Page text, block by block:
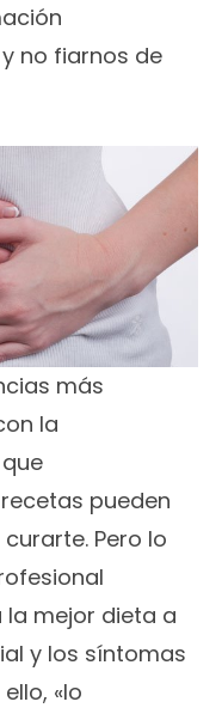
no fiarnos de
más
la
pueden
Pero lo
mejor dieta a
y los síntomas
«lo